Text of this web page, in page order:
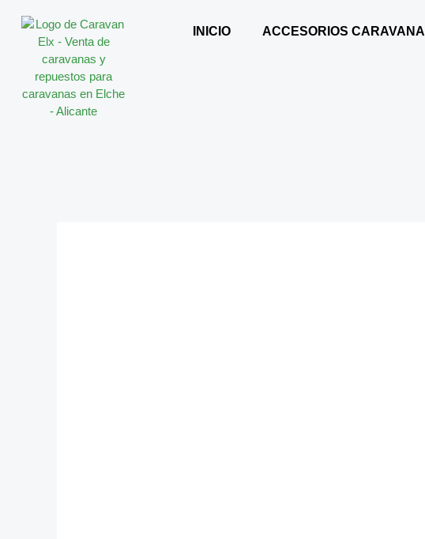
contenido
INICIO ACCESORIOS CARAVANA